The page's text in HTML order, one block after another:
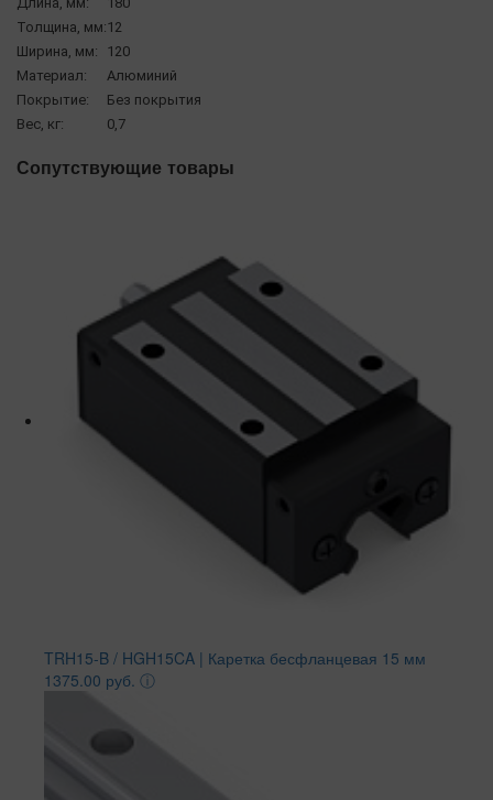
Толщина, мм:12
Ширина, мм:
120
Материал:
Алюминий
Покрытие:
Без покрытия
Вес, кг:
0,7
Сопутствующие товары
TRH15-B / HGH15CA | Каретка бесфланцевая 15 мм
1375.00 руб. ⓘ